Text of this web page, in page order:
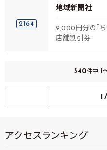
2164
地域新聞社
9,000円分の「ち
店舗割引券
540件中 1
アクセスランキング